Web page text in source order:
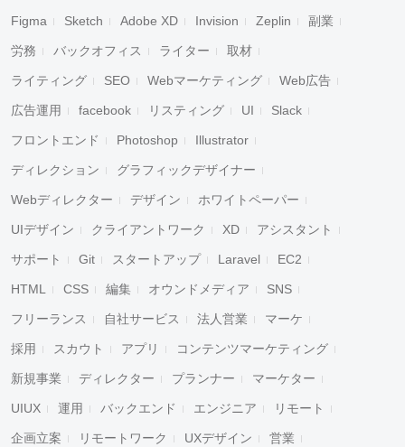
Figma Sketch Adobe XD Invision Zeplin 副業
労務 バックオフィス ライター 取材
ライティング SEO Webマーケティング Web広告
広告運用 facebook リスティング UI Slack
フロントエンド Photoshop Illustrator
ディレクション グラフィックデザイナー
Webディレクター デザイン ホワイトペーパー
UIデザイン クライアントワーク XD アシスタント
サポート Git スタートアップ Laravel EC2
HTML CSS 編集 オウンドメディア SNS
フリーランス 自社サービス 法人営業 マーケ
採用 スカウト アプリ コンテンツマーケティング
新規事業 ディレクター プランナー マーケター
UIUX 運用 バックエンド エンジニア リモート
企画立案 リモートワーク UXデザイン 営業